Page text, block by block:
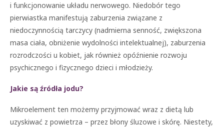
i funkcjonowanie układu nerwowego. Niedobór tego
pierwiastka manifestują zaburzenia związane z
niedoczynnością tarczycy (nadmierna senność, zwiększona
masa ciała, obniżenie wydolności intelektualnej), zaburzenia
rozrodczości u kobiet, jak również opóźnienie rozwoju
psychicznego i fizycznego dzieci i młodzieży.
Jakie są źródła jodu?
Mikroelement ten możemy przyjmować wraz z dietą lub
uzyskiwać z powietrza – przez błony śluzowe i skórę. Niestety,